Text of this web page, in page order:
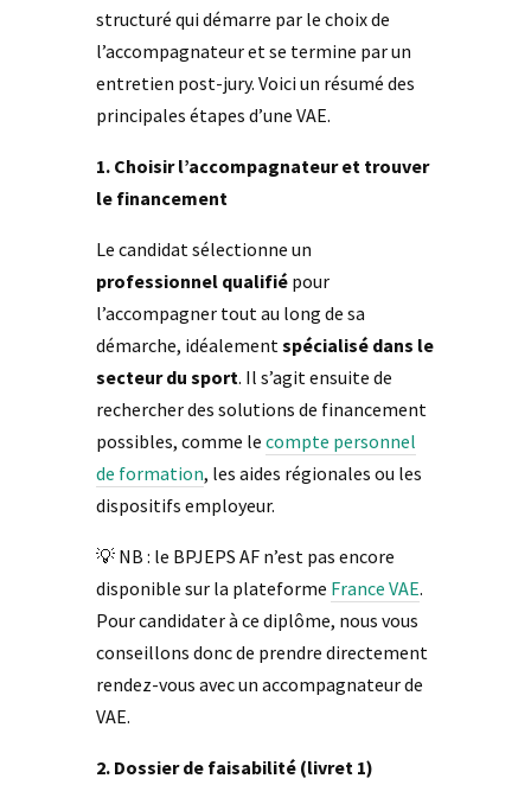
structuré qui démarre par le choix de
l’accompagnateur et se termine par un
entretien post-jury. Voici un résumé des
principales étapes d’une VAE.
1. Choisir l’accompagnateur et trouver
le financement
Le candidat sélectionne un
professionnel qualifiépour
l’accompagner tout au long de sa
démarche, idéalement spécialisé dans le
secteur du sport. Il s’agit ensuite de
rechercher des solutions de financement
possibles, comme le compte personnel
de formation, les aides régionales ou les
dispositifs employeur.
💡 NB : le BPJEPS AF n’est pas encore
disponible sur la plateforme France VAE.
Pour candidater à ce diplôme, nous vous
conseillons donc de prendre directement
rendez-vous avec un accompagnateur de
VAE.
2. Dossier de faisabilité (livret 1)